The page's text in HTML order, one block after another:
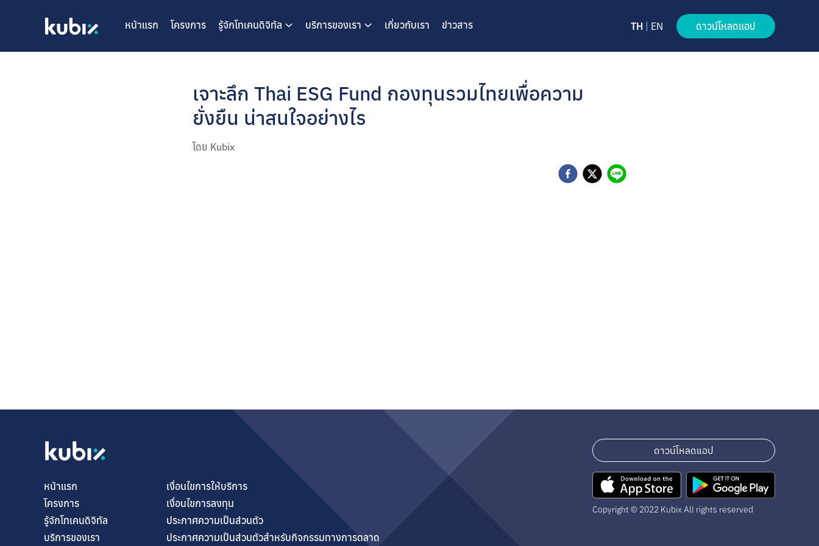
หน้าแรก โครงการ รู้จักโทเคนดิจิทัล บริการของเรา เกี่ยวกับเรา ข่าวสาร TH EN ดาวน์โหลดแอป
เจาะลึก Thai ESG Fund กองทุนรวมไทยเพื่อความ
ยั่งยืน น่าสนใจอย่างไร
โดย Kubix
หน้าแรก
โครงการ
รู้จักโทเคนดิจิทัล
บริการของเรา
เงื่อนไขการให้บริการ
เงื่อนไขการลงทุน
ประกาศความเป็นส่วนตัว
ประกาศความเป็นส่วนตัวสำหรับกิจกรรมทางการตลาด
ดาวน์โหลดแอป
Copyright © 2022 Kubix All rights reserved